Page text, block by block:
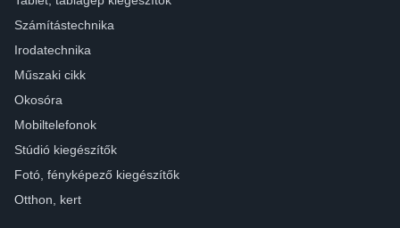
Számítástechnika
Irodatechnika
Műszaki cikk
Okosóra
Mobiltelefonok
Stúdió kiegészítők
Fotó, fényképező kiegészítők
Otthon, kert